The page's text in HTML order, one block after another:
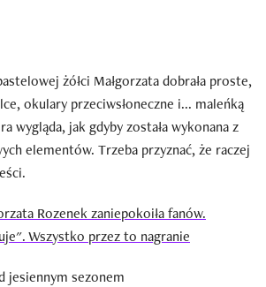
żółci Małgorzata dobrała proste,
okulary przeciwsłoneczne i... maleńką
wygląda, jak gdyby została wykonana z
elementów. Trzeba przyznać, że raczej
Rozenek zaniepokoiła fanów.
Wszystko przez to nagranie